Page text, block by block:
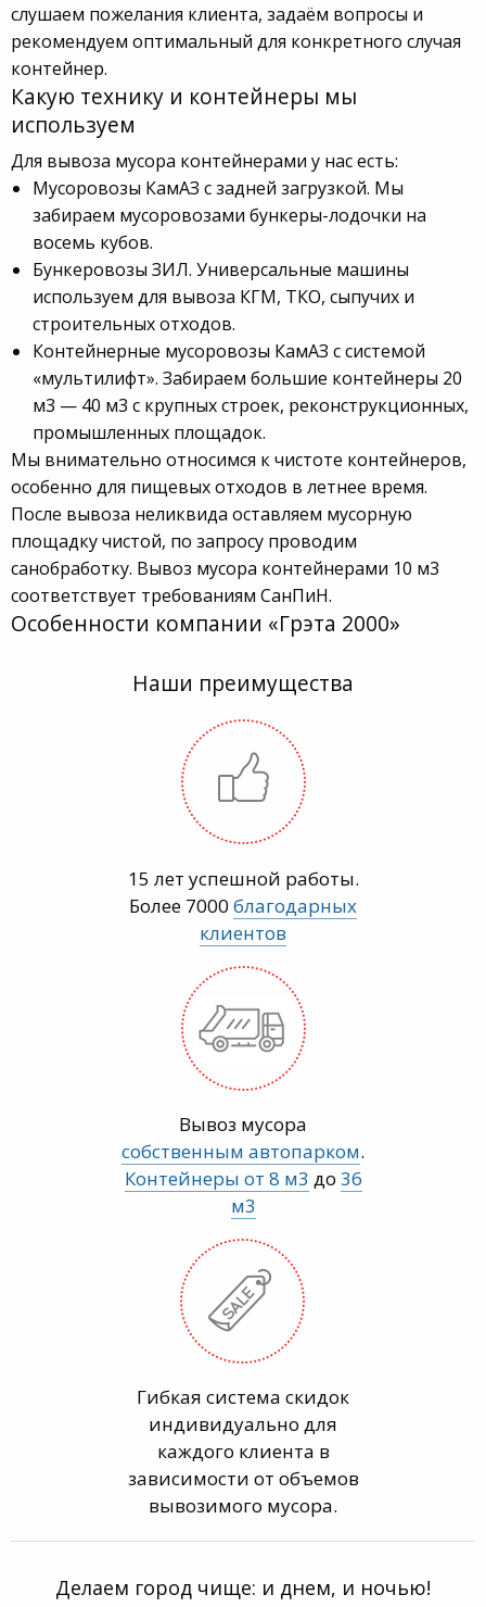
слушаем пожелания клиента, задаём вопросы и
рекомендуем оптимальный для конкретного случая
контейнер.
Какую технику и контейнеры мы
используем
Для вывоза мусора контейнерами у нас есть:
Мусоровозы КамАЗ с задней загрузкой. Мы
забираем мусоровозами бункеры-лодочки на
восемь кубов.
Бункеровозы ЗИЛ. Универсальные машины
используем для вывоза КГМ, ТКО, сыпучих и
строительных отходов.
Контейнерные мусоровозы КамАЗ с системой
«мультилифт». Забираем большие контейнеры 20
м3 — 40 м3 с крупных строек, реконструкционных,
промышленных площадок.
Мы внимательно относимся к чистоте контейнеров,
особенно для пищевых отходов в летнее время.
После вывоза неликвида оставляем мусорную
площадку чистой, по запросу проводим
санобработку. Вывоз мусора контейнерами 10 м3
соответствует требованиям СанПиН.
Особенности компании «Грэта 2000»
Наши преимущества
15 лет успешной работы.
Более 7000 благодарных
клиентов
Вывоз мусора
собственным автопарком.
Контейнеры от 8 м3 до 36
м3
Гибкая система скидок
индивидуально для
каждого клиента в
зависимости от объемов
вывозимого мусора.
Делаем город чище: и днем, и ночью!